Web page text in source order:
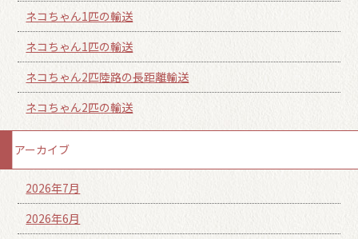
ネコちゃん1匹の輸送
ネコちゃん1匹の輸送
ネコちゃん2匹陸路の長距離輸送
ネコちゃん2匹の輸送
アーカイブ
2026年7月
2026年6月